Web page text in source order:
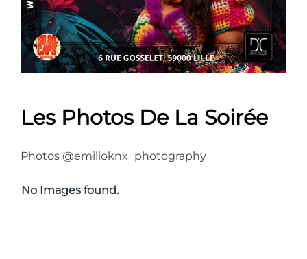
Les Photos De La Soirée
Photos @emilioknx_photography
No Images found.